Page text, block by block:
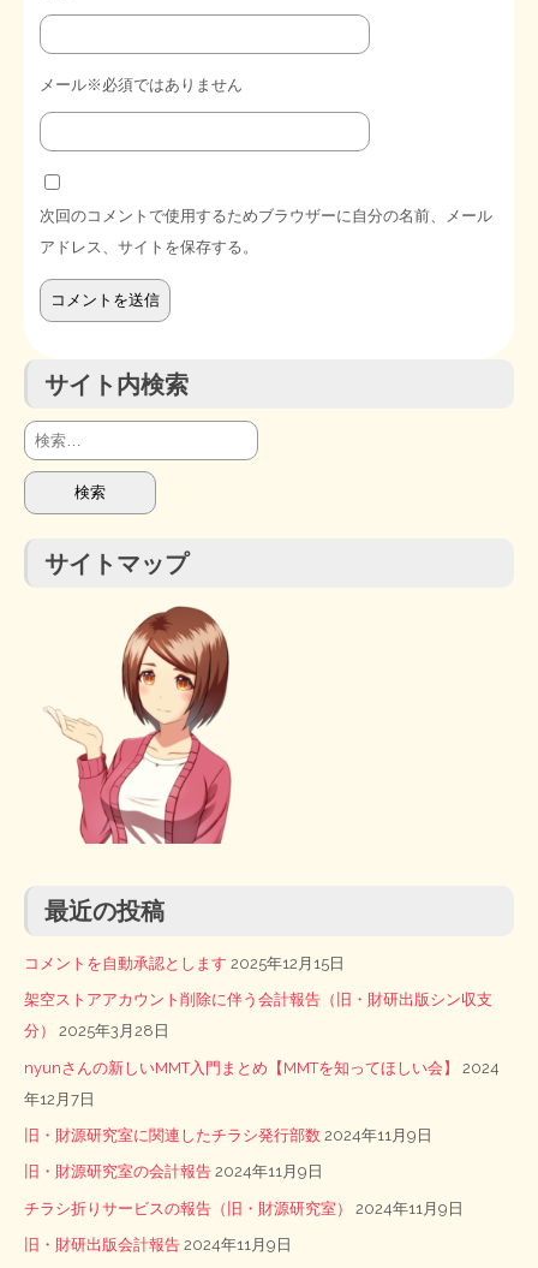
メール※必須ではありません
次回のコメントで使用するためブラウザーに自分の名前、メール
アドレス、サイトを保存する。
サイト内検索
検
索:
サイトマップ
最近の投稿
コメントを自動承認とします 2025年12月15日
架空ストアアカウント削除に伴う会計報告（旧・財研出版シン収支
分）
2025年3月28日
nyunさんの新しいMMT入門まとめ【MMTを知ってほしい会】
2024
年12月7日
旧・財源研究室に関連したチラシ発行部数 2024年11月9日
旧・財源研究室の会計報告 2024年11月9日
チラシ折りサービスの報告（旧・財源研究室） 2024年11月9日
旧・財研出版会計報告 2024年11月9日